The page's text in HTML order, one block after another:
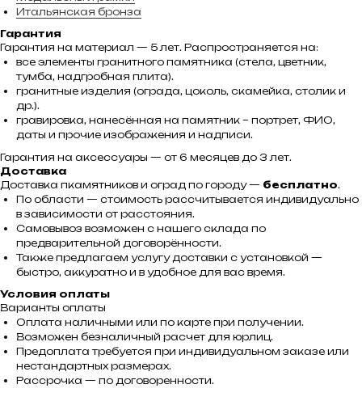
Итальянская бронза
Гарантия
Гарантия на материал — 5 лет. Распространяется на:
все элементы гранитного памятника (стела, цветник,
тумба, надгробная плита).
гранитные изделия (ограда, цоколь, скамейка, столик и
др.).
гравировка, нанесённая на памятник – портрет, ФИО,
даты и прочие изображения и надписи.
Гарантия на аксессуары — от 6 месяцев до 3 лет.
Доставка
Доставка пкамятников и оград по городу — бесплатно.
По области — стоимость рассчитывается индивидуально
в зависимости от расстояния.
Самовывоз возможен с нашего склада по
предварительной договорённости.
Также предлагаем услугу доставки с установкой —
быстро, аккуратно и в удобное для вас время.
Условия оплаты
Варианты оплаты
Оплата наличными или по карте при получении.
Возможен безналичный расчет для юрлиц.
Предоплата требуется при индивидуальном заказе или
нестандартных размерах.
Рассрочка — по договоренности.